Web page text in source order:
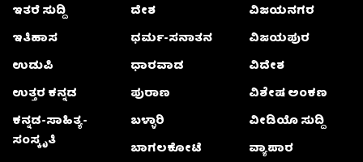
ಇತರೆ ಸುದ್ದಿ
ಇತಿಹಾಸ
ಉಡುಪಿ
ಉತ್ತರ ಕನ್ನಡ
ಕನ್ನಡ-ಸಾಹಿತ್ಯ-
ಸಂಸ್ಕೃತಿ
ದೇಶ
ಧರ್ಮ-ಸನಾತನ
ಧಾರವಾಡ
ಪುರಾಣ
ಬಳ್ಳಾರಿ
ಬಾಗಲಕೋಟೆ
ವಿಜಯನಗರ
ವಿಜಯಪುರ
ವಿದೇಶ
ವಿಶೇಷ ಅಂಕಣ
ವೀಡಿಯೊ ಸುದ್ದಿ
ವ್ಯಾಪಾರ